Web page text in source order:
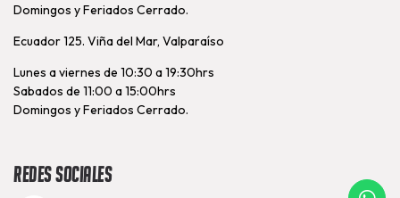
Domingos y Feriados Cerrado.
Ecuador 125. Viña del Mar, Valparaíso
Lunes a viernes de 10:30 a 19:30hrs
Sabados de 11:00 a 15:00hrs
Domingos y Feriados Cerrado.
Redes Sociales